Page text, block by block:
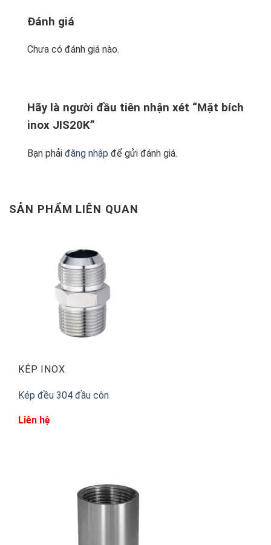
Đánh giá
Chưa có đánh giá nào.
Hãy là người đầu tiên nhận xét “Mặt bích
inox JIS20K”
Bạn phải đăng nhập để gửi đánh giá.
SẢN PHẨM LIÊN QUAN
KÉP INOX
Kép đều 304 đầu côn
Liên hệ